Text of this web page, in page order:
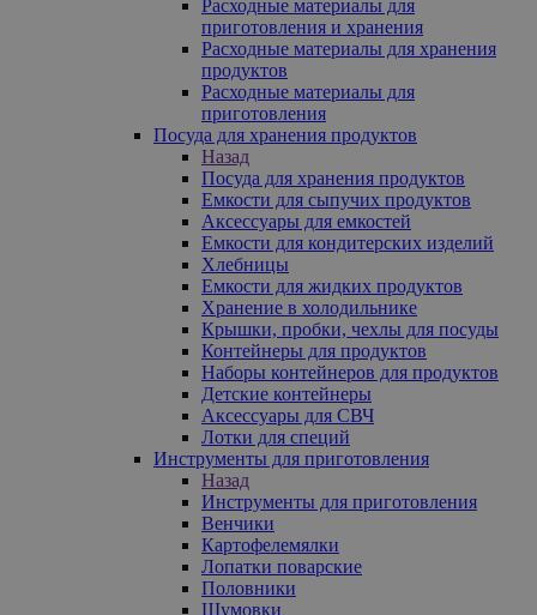
Расходные материалы для
приготовления и хранения
Расходные материалы для хранения
продуктов
Расходные материалы для
приготовления
Посуда для хранения продуктов
Назад
Посуда для хранения продуктов
Емкости для сыпучих продуктов
Аксессуары для емкостей
Емкости для кондитерских изделий
Хлебницы
Емкости для жидких продуктов
Хранение в холодильнике
Крышки, пробки, чехлы для посуды
Контейнеры для продуктов
Наборы контейнеров для продуктов
Детские контейнеры
Аксессуары для СВЧ
Лотки для специй
Инструменты для приготовления
Назад
Инструменты для приготовления
Венчики
Картофелемялки
Лопатки поварские
Половники
Шумовки